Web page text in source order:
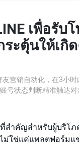
เพื่อรับโ
ะตุ้นให้เกิ
营销自动化，在3小时
号状态判断精准触达对
ที่สำคัญสำหรับผู้บริโ
ม่ใช่แค่แพลตฟอร์มแ